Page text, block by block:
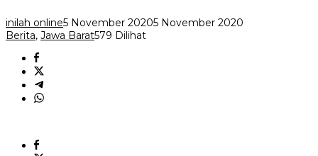
Barat
inilah online5 November 20205 November 2020
Berita, Jawa Barat579 Dilihat